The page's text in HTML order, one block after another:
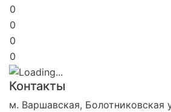
0
0
0
0
Контакты
м. Варшавская, Болотниковская